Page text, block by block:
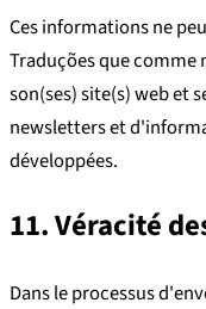
Ces informations ne
Traduções que
son(ses) site(s) web et
newsletters et
développées.
11. Véracité
Dans le processus